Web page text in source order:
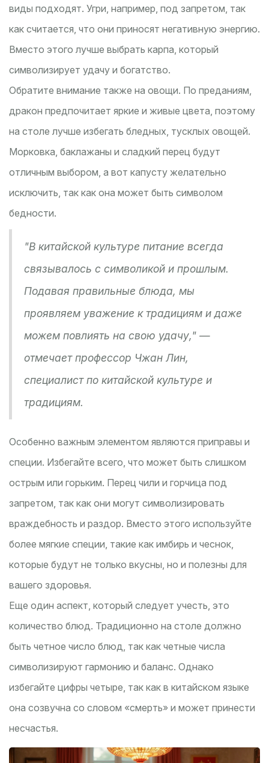
виды подходят. Угри, например, под запретом, так
как считается, что они приносят негативную энергию.
Вместо этого лучше выбрать карпа, который
символизирует удачу и богатство.
Обратите внимание также на овощи. По преданиям,
дракон предпочитает яркие и живые цвета, поэтому
на столе лучше избегать бледных, тусклых овощей.
Морковка, баклажаны и сладкий перец будут
отличным выбором, а вот капусту желательно
исключить, так как она может быть символом
бедности.
"В китайской культуре питание всегда
связывалось с символикой и прошлым.
Подавая правильные блюда, мы
проявляем уважение к традициям и даже
можем повлиять на свою удачу," —
отмечает профессор Чжан Лин,
специалист по китайской культуре и
традициям.
Особенно важным элементом являются приправы и
специи. Избегайте всего, что может быть слишком
острым или горьким. Перец чили и горчица под
запретом, так как они могут символизировать
враждебность и раздор. Вместо этого используйте
более мягкие специи, такие как имбирь и чеснок,
которые будут не только вкусны, но и полезны для
вашего здоровья.
Еще один аспект, который следует учесть, это
количество блюд. Традиционно на столе должно
быть четное число блюд, так как четные числа
символизируют гармонию и баланс. Однако
избегайте цифры четыре, так как в китайском языке
она созвучна со словом «смерть» и может принести
несчастья.